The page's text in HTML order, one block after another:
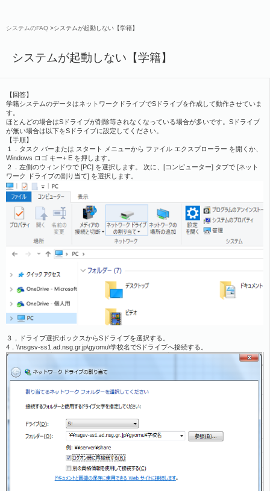
システムのFAQ >システムが起動しない【学籍】
システムが起動しない【学籍】
【回答】
学籍システムのデータはネットワークドライブでSドライブを作成して動作させていま
す。
ほとんどの場合はSドライブが削除等されなくなっている場合が多いです。Sドライブ
が無い場合は以下をSドライブに設定してください。
【手順】
１．タスク バーまたは スタート メニューから ファイル エクスプローラー を開くか、
Windows ロゴ キー+ E を押します。
２．左側のウィンドウで [PC] を選択します。 次に、 [コンピューター] タブで [ネット
ワーク ドライブの割り当て] を選択します。
３，ドライブ選択ボックスからSドライブを選択する。
4．\\nsgsv-ss1.ad.nsg.gr.jp\gyomu\学校名でSドライブへ接続する。